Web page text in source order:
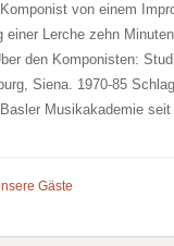
von einem
einer Lerche zehn
den Komponisten:
Siena. 1970-85
Musikakademie
Gäste